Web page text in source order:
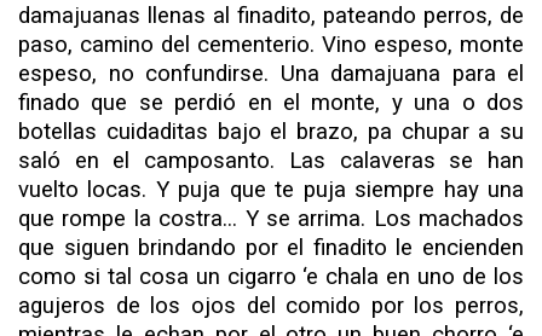
damajuanas llenas al finadito, pateando perros, de
paso, camino del ce­menterio. Vino espeso, monte
espeso, no confundirse. Una da­majuana para el
finado que se perdió en el monte, y una o dos
botellas cuidaditas bajo el brazo, pa chupar a su
saló en el camposanto. Las calaveras se han
vuelto locas. Y puja que te puja siempre hay una
que rompe la costra... Y se arrima. Los machados
que siguen brindando por el finadito le encienden
como si tal cosa un cigarro ‘e chala en uno de los
agujeros de los ojos del comido por los perros,